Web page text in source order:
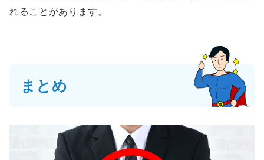
れることがあります。
まとめ